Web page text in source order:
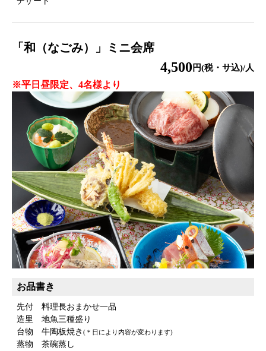
「和（なごみ）」ミニ会席
4,500 円(税・サ込)/人
※平日昼限定、4名様より
お品書き
先付 料理長おまかせ一品
造里 地魚三種盛り
台物 牛陶板焼き(＊日により内容が変わります)
蒸物 茶碗蒸し